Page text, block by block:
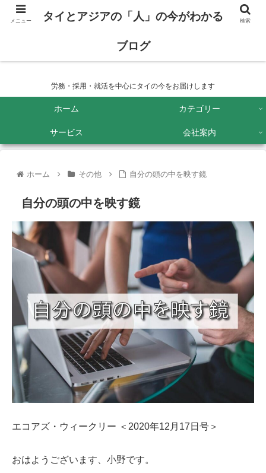
タイとアジアの「人」の今がわかるブログ
労務・採用・就活を中心にタイの今をお届けします
ホーム カテゴリー
サービス 会社案内
ホーム その他 自分の頭の中を映す鏡
自分の頭の中を映す鏡
エコアズ・ウィークリー ＜2020年12月17日号＞
おはようございます、小野です。
メニュー タイとアジアの「人」の今がわかる
ブログ
検索